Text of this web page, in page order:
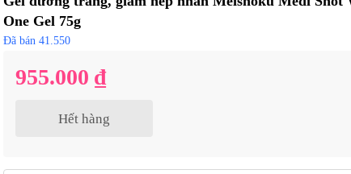
One Gel 75g
Đã bán 41.550
955.000 ₫
Hết hàng